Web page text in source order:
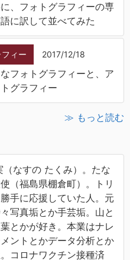
、フォトグラフィーの専
に訳して並べてみた
ィー 2017/12/18
フォトグラフィーと、ア
グラフィー
≫ もっと読む
（なすの たくみ）。たな
（福島県棚倉町）。トリ
手に応援していた人。元
写真垢とか手芸垢。山と
とかが好き。本業はナレ
ントとかデータ分析とか
コロナワクチン接種済